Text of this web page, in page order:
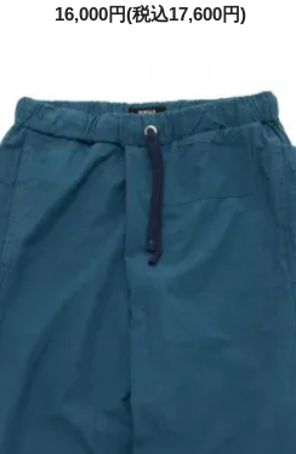
16,000円(税込17,600円)